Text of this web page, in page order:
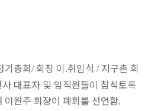
기총회/ 회장 이.취임식 / 지구촌 희
대표자 및 임직원들이 참석토록
이원주 회장이 폐회를 선언함.